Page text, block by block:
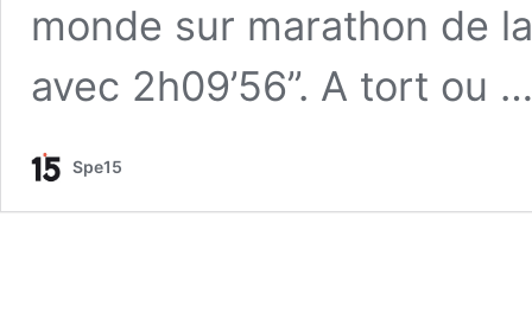
monde sur marathon de
avec 2h09’56’’. A tort ou
Spe15